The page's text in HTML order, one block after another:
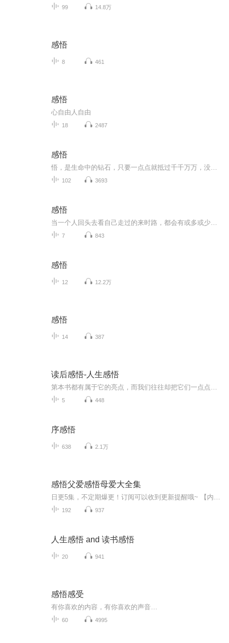
99 14.8万
感悟
8 461
感悟
心自由人自由
18 2487
感悟
102 3693
感悟
7 843
感悟
12 12.2万
感悟
14 387
读后感悟-人生感悟
5 448
序感悟
638 2.1万
感悟父爱感悟母爱大全集
192 937
人生感悟 and 读书感悟
20 941
感悟感受
有你喜欢的内容，有你喜欢的声音…
60 4995